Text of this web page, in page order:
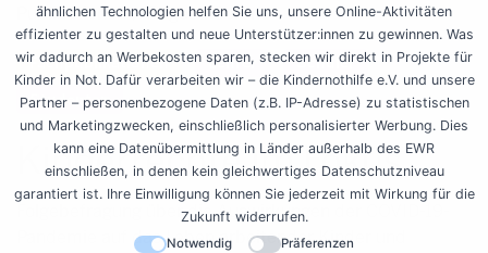
ähnlichen Technologien helfen Sie uns, unsere Online-Aktivitäten
effizienter zu gestalten und neue Unterstützer:innen zu gewinnen. Was
wir dadurch an Werbekosten sparen, stecken wir direkt in Projekte für
Kinder in Not. Dafür verarbeiten wir – die Kindernothilfe e.V. und unsere
Partner – personenbezogene Daten (z.B. IP-Adresse) zu statistischen
und Marketingzwecken, einschließlich personalisierter Werbung. Dies
kann eine Datenübermittlung in Länder außerhalb des EWR
einschließen, in denen kein gleichwertiges Datenschutzniveau
garantiert ist. Ihre Einwilligung können Sie jederzeit mit Wirkung für die
Zukunft widerrufen.
Notwendig Präferenzen
Publikationen
Folgest. Corona
Fachpublikationen Lehrer
Schüler
Studenten
Kinderrechte im Fokus
Folgebefragung über die Auswirkungen der COVID-19-
Pandemie auf das Leben arbeitender Kinder und